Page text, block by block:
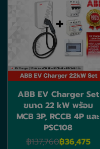
ABB EV Charger Set
ขนาด 22 kW พร้อม
MCB 3P, RCCB 4P และ
PSC108
฿137,760฿36,475